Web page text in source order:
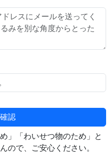
確認
」「わいせつ物のため」と
ので、ご安心ください。